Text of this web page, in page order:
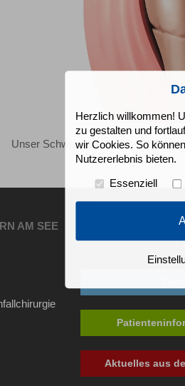
Unser Schwerpunkt liegt auf
AM SEE
Wenn es mal wieder
erreichen .. wir
Aktuelles aus
Herzlich willkommen!
zu gestalten und
wir Cookies. So
Nutzererlebnis bieten.
Essenziell